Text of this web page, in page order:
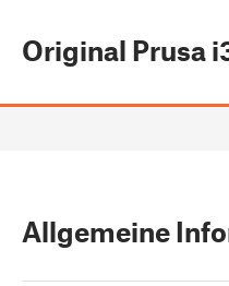
Original Prusa
Allgemeine